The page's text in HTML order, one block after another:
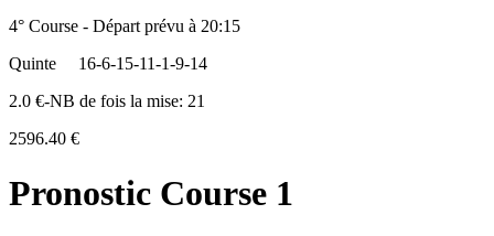
4° Course - Départ prévu à 20:15
Quinte
16-6-15-11-1-9-14
2.0 €-NB de fois la mise: 21
2596.40 €
Pronostic Course 1